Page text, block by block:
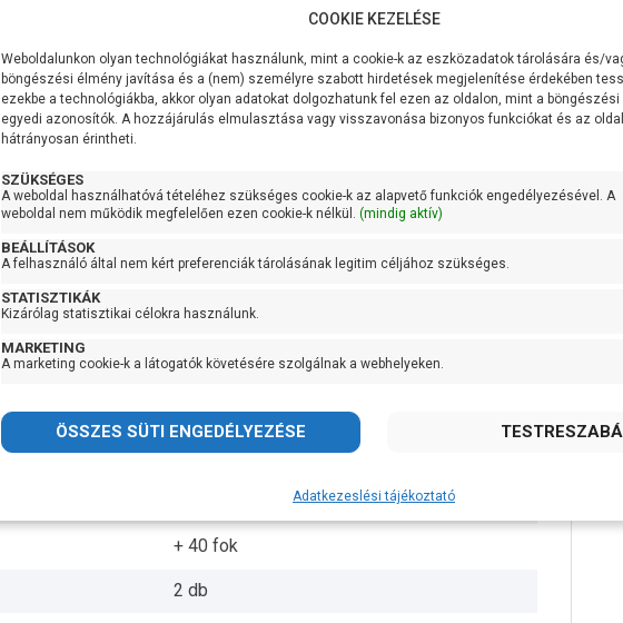
370W
70 liter/perc
7 méter
1 coll
20 méteren 30 liter/perc
Noryl
AISI 304 rozsdamentes acél
AISI 431 rozsdamentes acél
+ 40 fok
2 db
COOKIE KEZELÉSE
Weboldalunkon olyan technológiákat használunk, mint a cookie-k az eszközadatok tárolására és/
böngészési élmény javítása és a (nem) személyre szabott hirdetések megjelenítése érdekében
ezekbe a technológiákba, akkor olyan adatokat dolgozhatunk fel ezen az oldalon, mint a
egyedi azonosítók. A hozzájárulás elmulasztása vagy visszavonása bizonyos funkciókat és az
hátrányosan érintheti.
SZÜKSÉGES
A weboldal használhatóvá tételéhez szükséges cookie-k az alapvető funkciók engedélyezésével. A
weboldal nem működik megfelelően ezen cookie-k nélkül. (mindig aktív)
BEÁLLÍTÁSOK
A felhasználó által nem kért preferenciák tárolásának legitim céljához szükséges.
STATISZTIKÁK
Kizárólag statisztikai célokra használunk.
MARKETING
A marketing cookie-k a látogatók követésére szolgálnak a webhelyeken.
Adatkezeslési tájékoztató